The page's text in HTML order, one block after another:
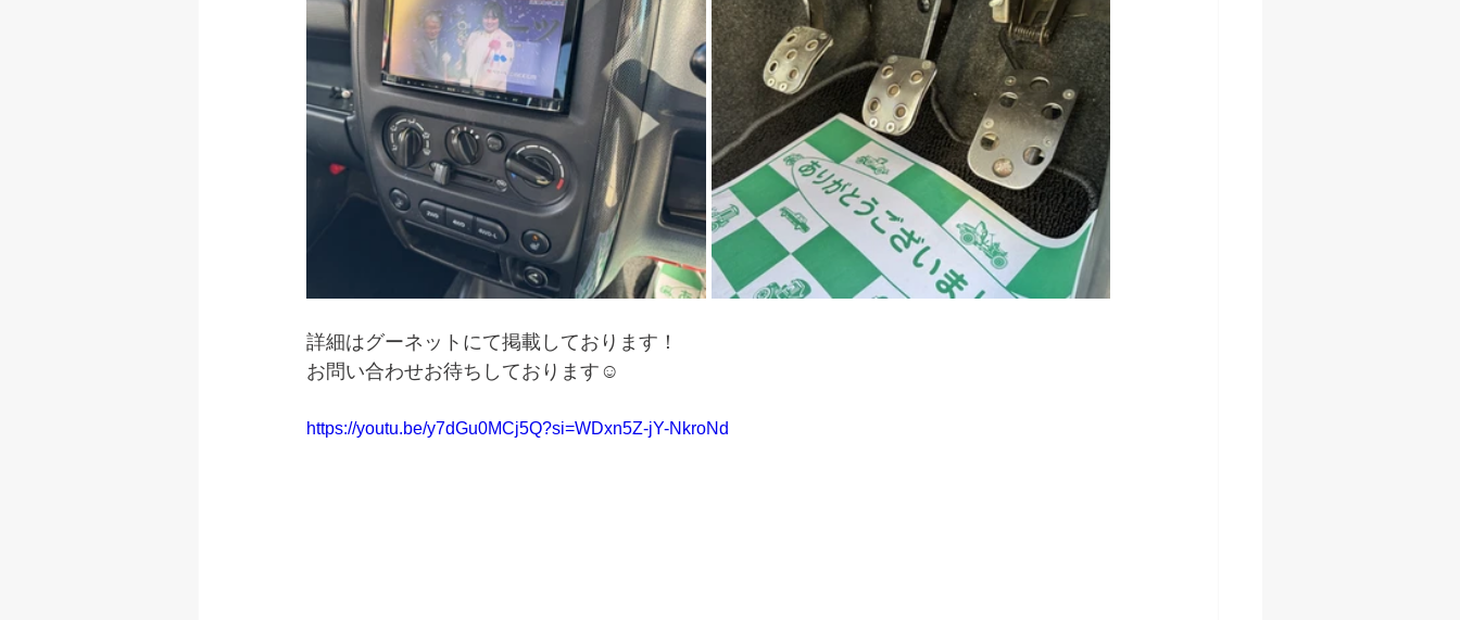
詳細はグーネットにて掲載しております！
お問い合わせお待ちしております☺️
https://youtu.be/y7dGu0MCj5Q?si=WDxn5Z-jY-NkroNd